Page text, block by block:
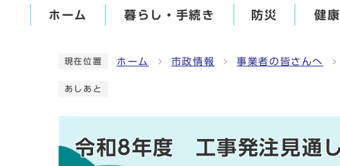
ホーム 暮らし・手続き 防災 健
現在位置 ホーム 市政情報 事業者の皆さんへ
あしあと
令和8年度 工事発注見通